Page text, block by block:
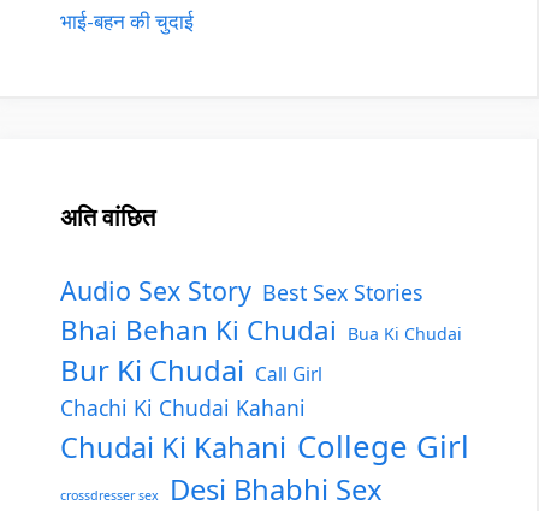
भाई-बहन की चुदाई
अति वांछित
Audio Sex Story Best Sex Stories
Bhai Behan Ki Chudai Bua Ki Chudai
Bur Ki Chudai Call Girl
Chachi Ki Chudai Kahani
Chudai Ki Kahani College Girl
crossdresser sex Desi Bhabhi Sex